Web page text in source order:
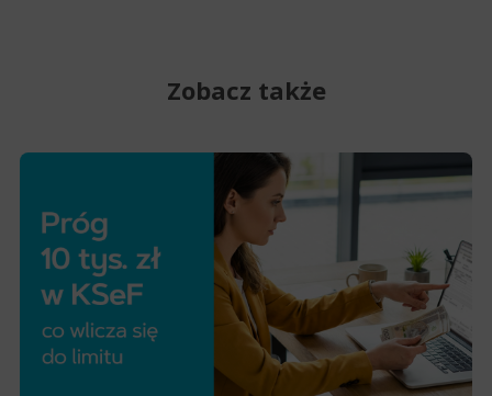
Zobacz także